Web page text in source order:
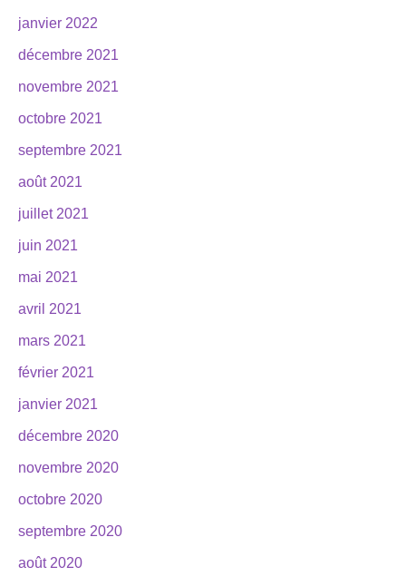
janvier 2022
décembre 2021
novembre 2021
octobre 2021
septembre 2021
août 2021
juillet 2021
juin 2021
mai 2021
avril 2021
mars 2021
février 2021
janvier 2021
décembre 2020
novembre 2020
octobre 2020
septembre 2020
août 2020